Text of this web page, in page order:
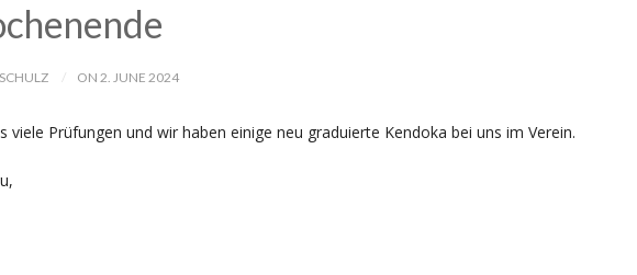
ON 2. JUNE 2024
viele Prüfungen und wir haben einige neu graduierte Kendoka bei uns im Verein.